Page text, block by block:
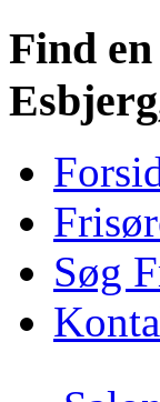
Find
Søg